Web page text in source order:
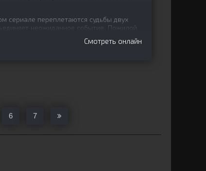
сериале переплетаются судьбы двух
неожиданное событие. Пожилой
Смотреть онлайн
6 7